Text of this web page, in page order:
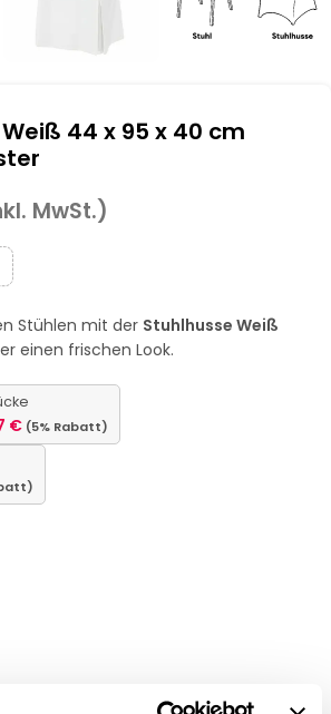
44 x 95 x 40 cm
MwSt.)
Stühlen mit der Stuhlhusse Weiß
einen frischen Look.
€ (5% Rabatt)